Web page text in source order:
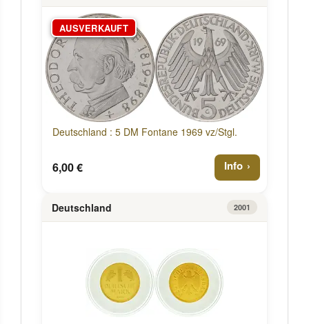
AUSVERKAUFT
Deutschland : 5 DM Fontane 1969 vz/Stgl.
6,00 € Info
Deutschland 2001